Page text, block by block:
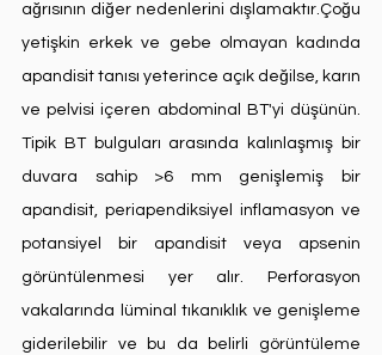
ağrısının diğer nedenlerini dışlamaktır.Çoğu
yetişkin erkek ve gebe olmayan kadında
apandisit tanısı yeterince açık değilse, karın
ve pelvisi içeren abdominal BT'yi düşünün.
Tipik BT bulguları arasında kalınlaşmış bir
duvara sahip >6 mm genişlemiş bir
apandisit, periapendiksiyel inflamasyon ve
potansiyel bir apandisit veya apsenin
görüntülenmesi yer alır. Perforasyon
vakalarında lüminal tıkanıklık ve genişleme
giderilebilir ve bu da belirli görüntüleme